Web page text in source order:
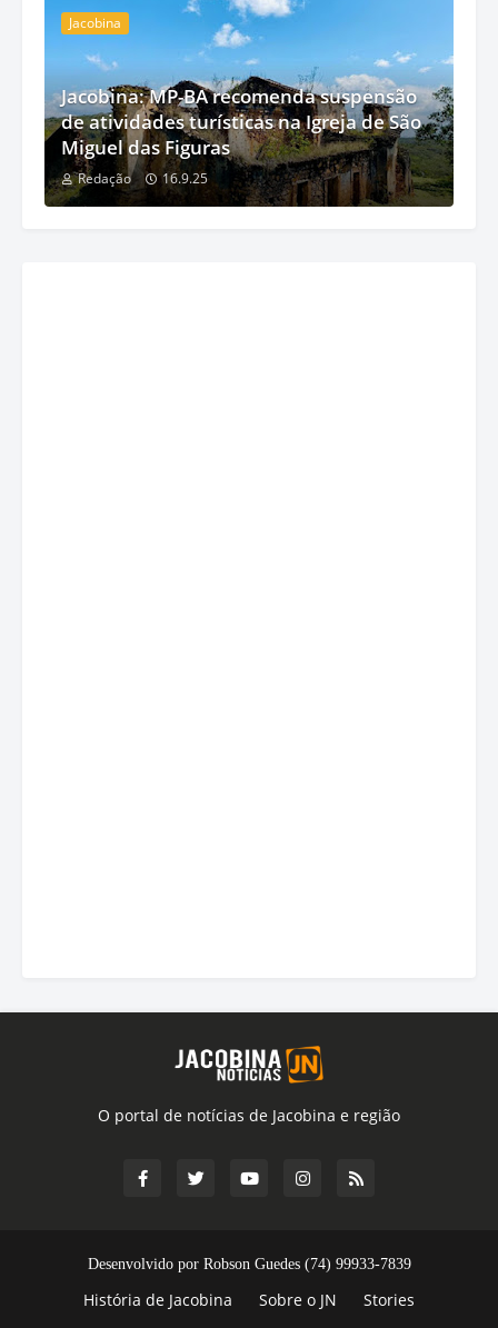
Jacobina
Jacobina: MP-BA recomenda suspensão
de atividades turísticas na Igreja de São
Miguel das Figuras
Redação 16.9.25
O portal de notícias de Jacobina e região
Desenvolvido por Robson Guedes (74) 99933-7839
História de Jacobina Sobre o JN Stories